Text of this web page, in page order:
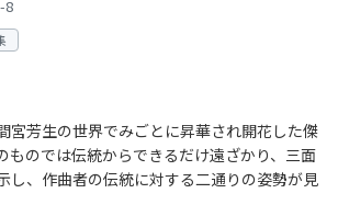
8
宮芳生の世界でみごとに昇華され開花した傑
ものでは伝統からできるだけ遠ざかり、三面
し、作曲者の伝統に対する二通りの姿勢が見